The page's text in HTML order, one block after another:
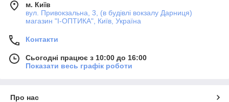
м. Київ
вул. Привокзальна, 3, (в будівлі вокзалу Дарниця)
магазин "I-ОПТИКА", Київ, Україна
Контакти
Сьогодні працює з 10:00 до 16:00
Показати весь графік роботи
Про нас